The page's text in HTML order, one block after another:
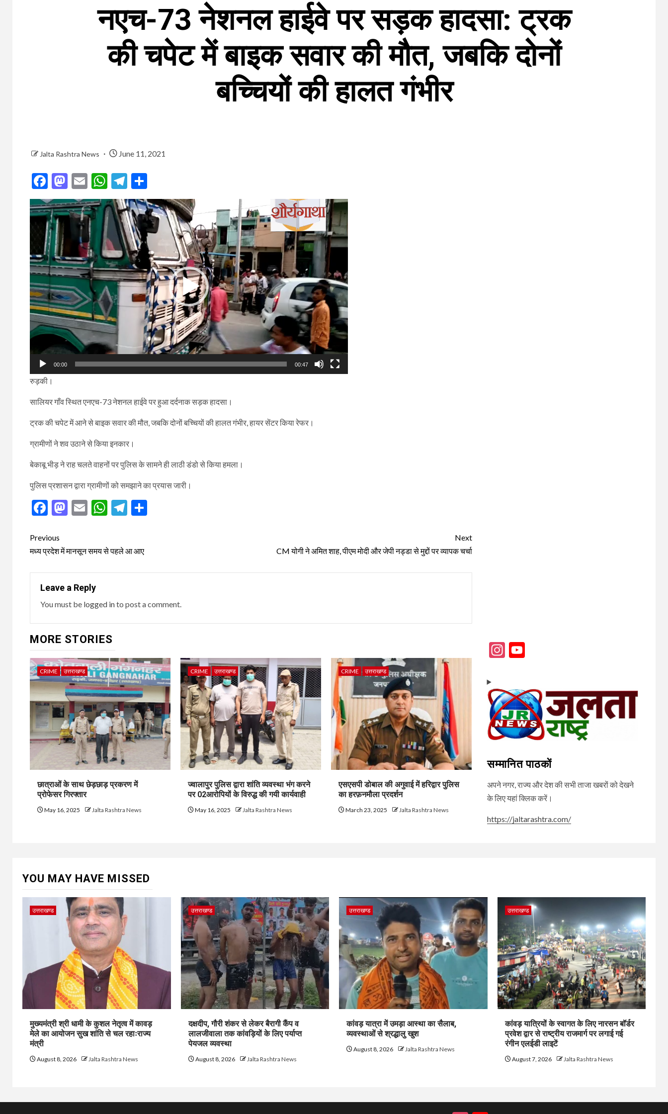
नएच-73 नेशनल हाईवे पर सड़क हादसा: ट्रक
की चपेट में बाइक सवार की मौत, जबकि दोनों
बच्चियों की हालत गंभीर
Jalta Rashtra News June 11, 2021
Facebook
Mastodon
EmailWhatsApp
Telegram
Video
Player
00:00 00:47
रुड़की।
सालियर गाँव स्थित एनएच-73 नेशनल हाईवे पर हुआ दर्दनाक सड़क हादसा।
ट्रक की चपेट में आने से बाइक सवार की मौत, जबकि दोनों बच्चियों की हालत गंभीर, हायर सेंटर किया रेफर।
ग्रामीणों ने शव उठाने से किया इनकार।
बेकाबू भीड़ ने राह चलते वाहनों पर पुलिस के सामने ही लाठी डंडो से किया हमला।
पुलिस प्रशासन द्वारा ग्रामीणों को समझाने का प्रयास जारी।
Facebook
Mastodon
EmailWhatsApp
Telegram
Post
navigation
Previous
मध्य प्रदेश में मानसून समय से पहले आ आए
Next
CM योगी ने अमित शाह, पीएम मोदी और जेपी नड्डा से मुद्दों पर व्यापक चर्चा
Leave a Reply
You must be logged into post a comment.
MORE STORIES
CRIME उत्तराखण्ड
छात्राओं के साथ छेड़छाड़ प्रकरण में
प्रोफेसर गिरफ्तार
May 16, 2025 Jalta Rashtra News
CRIME उत्तराखण्ड
ज्वालापुर पुलिस द्वारा शांति व्यवस्था भंग करने
पर 02आरोपियों के विरुद्ध की गयी कार्यवाही
May 16, 2025 Jalta Rashtra News
CRIME उत्तराखण्ड
एसएसपी डोबाल की अगुवाई में हरिद्वार पुलिस
का हरफ़नमौला प्रदर्शन
March 23, 2025 Jalta Rashtra News
Instagram
YouTube
सम्मानित पाठकों
अपने नगर, राज्य और देश की सभी ताजा खबरों को देखने
के लिए यहां क्लिक करें।
https://jaltarashtra.com/
YOU MAY HAVE MISSED
उत्तराखण्ड
मुख्यमंत्री श्री धामी के कुशल नेतृत्व में कावड़
मेले का आयोजन सुख शांति से चल रहाःराज्य
मंत्री
August 8, 2026 Jalta Rashtra News
उत्तराखण्ड
दक्षदीप, गौरी शंकर से लेकर बैरागी कैंप व
लालजीवाला तक कांवड़ियों के लिए पर्याप्त
पेयजल व्यवस्था
August 8, 2026 Jalta Rashtra News
उत्तराखण्ड
कांवड़ यात्रा में उमड़ा आस्था का सैलाब,
व्यवस्थाओं से श्रद्धालु खुश
August 8, 2026 Jalta Rashtra News
उत्तराखण्ड
कांवड़ यात्रियों के स्वागत के लिए नारसन बॉर्डर
प्रवेश द्वार से राष्ट्रीय राजमार्ग पर लगाई गई
रंगीन एलईडी लाइटें
August 7, 2026 Jalta Rashtra News